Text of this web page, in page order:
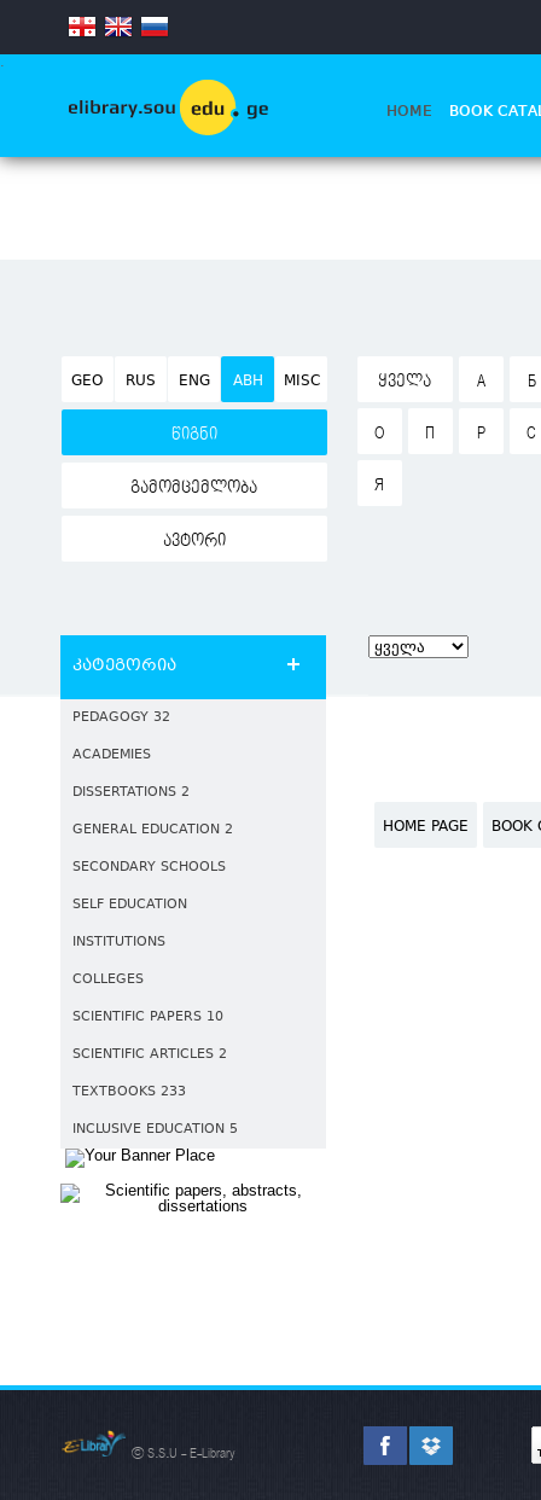
.
HOME BOOK
GEO RUS ENG ABH MISC
წიგნი
გამომცემლობა
ავტორი
ᲧᲕᲔᲚᲐ А Б
О П Р С
Я
კატეგორია
PEDAGOGY 32
ACADEMIES
DISSERTATIONS 2
GENERAL EDUCATION 2
SECONDARY SCHOOLS
SELF EDUCATION
INSTITUTIONS
COLLEGES
SCIENTIFIC PAPERS 10
SCIENTIFIC ARTICLES 2
TEXTBOOKS 233
INCLUSIVE EDUCATION 5
HOME PAGE BOOK
© S.S.U - E-Library